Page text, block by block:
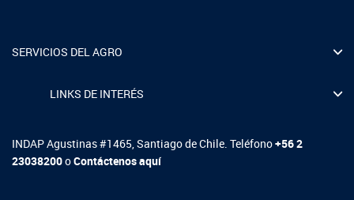
SERVICIOS DEL AGRO
LINKS DE INTERÉS
INDAP Agustinas #1465, Santiago de Chile. Teléfono+56 2
23038200oContáctenos aquí